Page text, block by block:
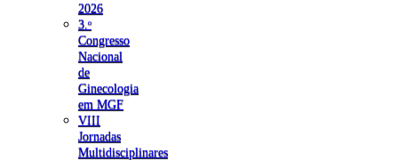
2026
3.ᵒ
Congresso
Nacional
de
Ginecologia
em MGF
VIII
Jornadas
Multidisciplinares